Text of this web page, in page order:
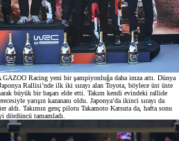
GAZOO Racing yeni bir şampiyonluğa daha imza attı. Dünya
Rallisi’nde ilk iki sırayı alan Toyota, böylece üst üste
büyük bir başarı elde etti. Takım kendi evindeki rallide
yarışın kazananı oldu. Japonya’da ikinci sırayı da
aldı. Takımın genç pilotu Takamoto Katsuta da, hafta sonu
tamamladı.